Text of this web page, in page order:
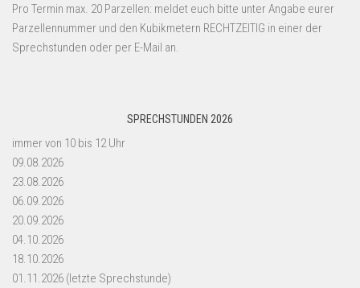
Pro Termin max. 20 Parzellen: meldet euch bitte unter Angabe eurer
Parzellennummer und den Kubikmetern RECHTZEITIG in einer der
Sprechstunden oder per E-Mail an.
SPRECHSTUNDEN 2026
immer von 10 bis 12 Uhr
09.08.2026
23.08.2026
06.09.2026
20.09.2026
04.10.2026
18.10.2026
01.11.2026 (letzte Sprechstunde)